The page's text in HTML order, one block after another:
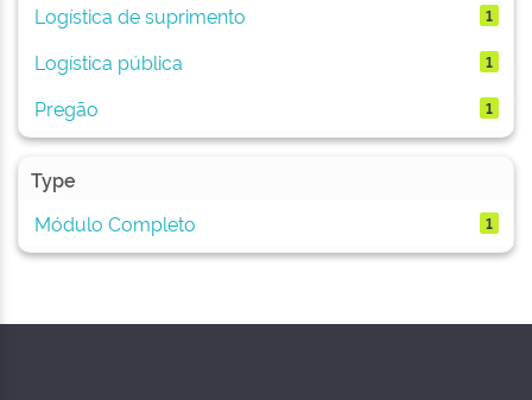
Logística de suprimento
1
Logística pública 1
Pregão 1
Type
Módulo Completo
1